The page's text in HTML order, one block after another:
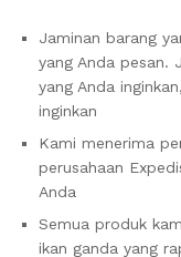
Jaminan barang
yang Anda pesan.
yang Anda
inginkan
Kami menerima
perusahaan
Anda
Semua produk
ikan ganda yang